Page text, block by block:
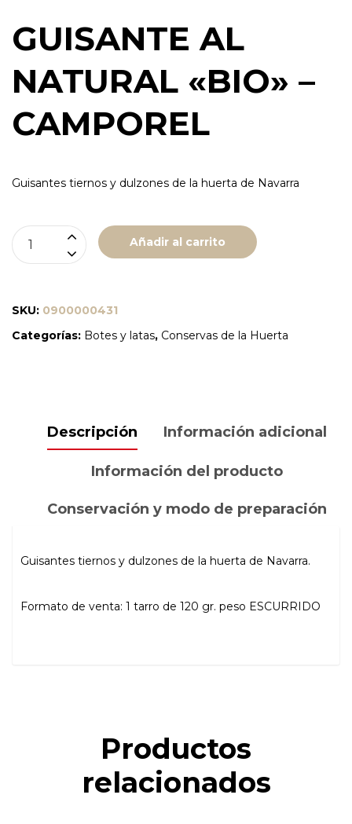
GUISANTE AL
NATURAL «BIO» –
CAMPOREL
Guisantes tiernos y dulzones de la huerta de Navarra
GUISANTE
AL
CAMPOREL
Añadir al carrito
SKU: 0900000431
Categorías: Botes y latas, Conservas de la Huerta
Descripción Información adicional
Información del producto
Conservación y modo de preparación
Guisantes tiernos y dulzones de la huerta de Navarra.
Formato de venta: 1 tarro de 120 gr. peso ESCURRIDO
Productos
relacionados